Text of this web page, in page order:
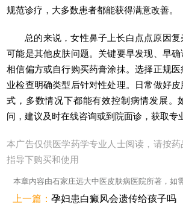
规范诊疗，大多数患者都能获得满意改善。
总的来说，女性鼻子上长白点点原因
可能是其他皮肤问题。关键要早发现、早确
相信偏方或自行购买药膏涂抹。选择正规
业检查明确类型后针对性处理。日常做好
式，多数情况下都能有效控制病情发展。
问，建议及时在线咨询或到院面诊，获取专
本广告仅供医学药学专业人士阅读，请按
指导下购买和使用
本章内容由石家庄远大中医皮肤病医院所著，如
上一篇：孕妇患白癜风会遗传给孩子吗